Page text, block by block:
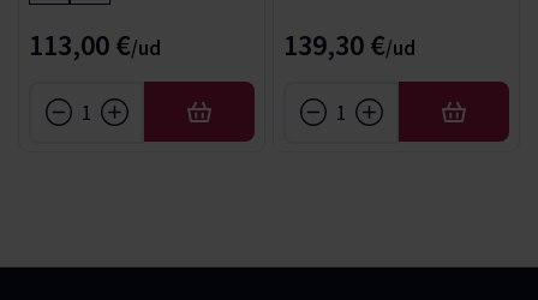
113,00 €
AÑADIR
139,30 €
AÑADIR